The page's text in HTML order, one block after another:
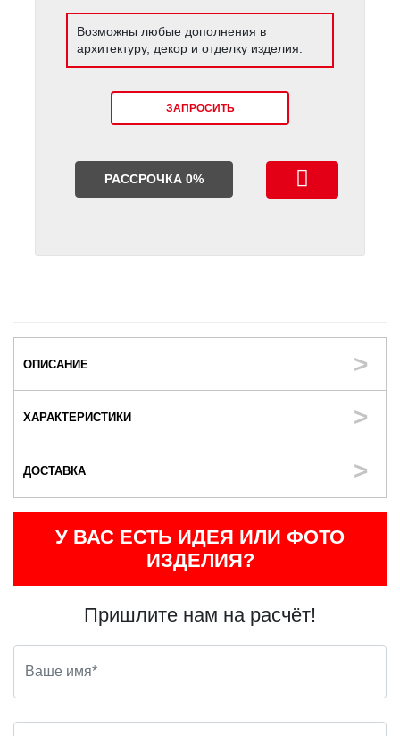
Возможны любые дополнения в
архитектуру, декор и отделку изделия.
ЗАПРОСИТЬ
РАССРОЧКА 0%
ОПИСАНИЕ
ХАРАКТЕРИСТИКИ
ДОСТАВКА
У ВАС ЕСТЬ ИДЕЯ ИЛИ ФОТО
ИЗДЕЛИЯ?
Пришлите нам на расчёт!